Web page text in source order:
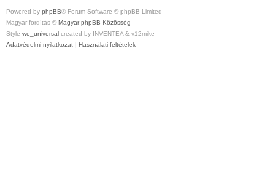
Powered by phpBB® Forum Software © phpBB Limited
Magyar fordítás © Magyar phpBB Közösség
Style we_universal created by INVENTEA & v12mike
Adatvédelmi nyilatkozat | Használati feltételek